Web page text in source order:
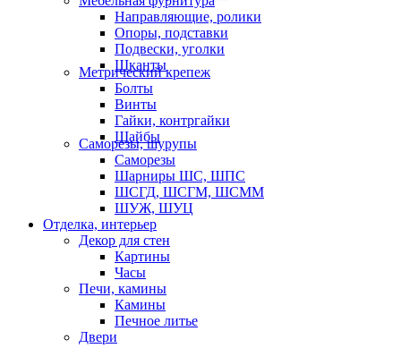
Направляющие, ролики
Опоры, подставки
Подвески, уголки
Шканты
Метрический крепеж
Болты
Винты
Гайки, контргайки
Шайбы
Саморезы, шурупы
Саморезы
Шарниры ШС, ШПС
ШСГД, ШСГМ, ШСММ
ШУЖ, ШУЦ
Отделка, интерьер
Декор для стен
Картины
Часы
Печи, камины
Камины
Печное литье
Двери